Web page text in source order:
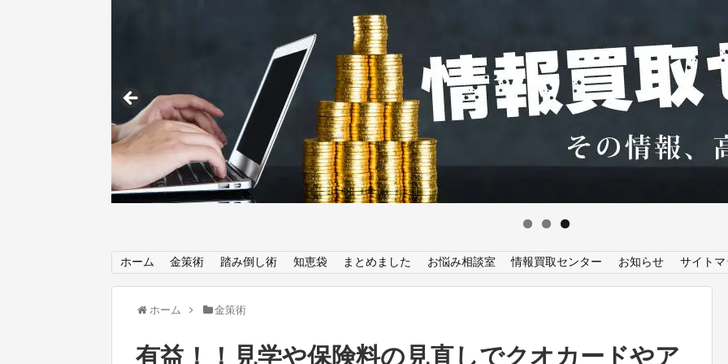
ホーム 金策術 踏み倒し術 知恵袋 まとめました お悩み相談室 情報買取センター お知らせ サイトマ
ホーム 金策術
有益！！見学や保険料の見直しでクオカードやア